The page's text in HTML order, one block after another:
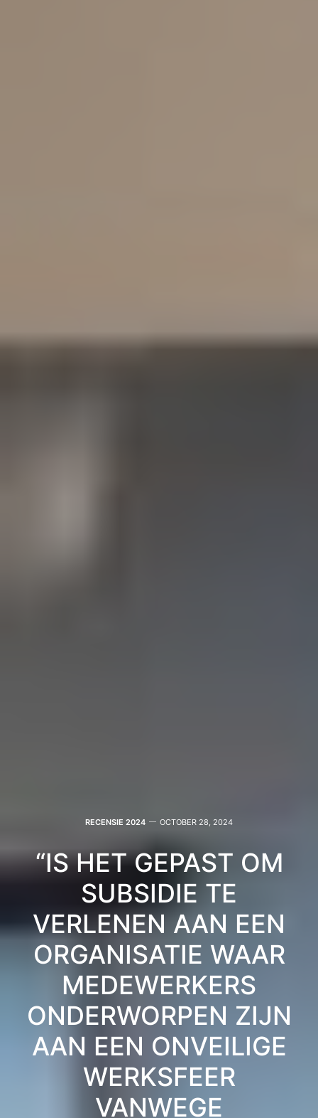
RECENSIE 2024 OCTOBER 28, 2024
“IS HET GEPAST OM
SUBSIDIE TE
VERLENEN AAN EEN
ORGANISATIE WAAR
MEDEWERKERS
ONDERWORPEN ZIJN
AAN EEN ONVEILIGE
WERKSFEER
VANWEGE